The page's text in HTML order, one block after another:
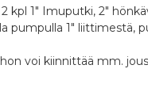
1" Imuputki, 2"
pumpulla 1" liittimestä,
voi kiinnittää mm.